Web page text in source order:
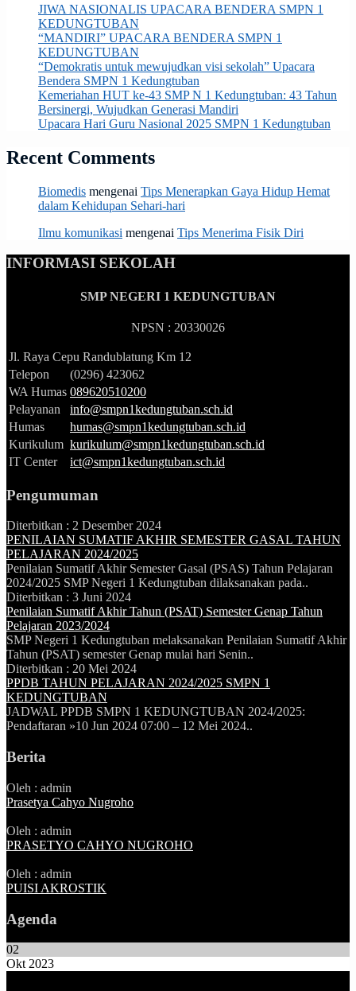
JIWA NASIONALIS UPACARA BENDERA SMPN 1
KEDUNGTUBAN
“MANDIRI” UPACARA BENDERA SMPN 1
KEDUNGTUBAN
“Demokratis untuk mewujudkan visi sekolah” Upacara
Bendera SMPN 1 Kedungtuban
Kemeriahan HUT ke-43 SMP N 1 Kedungtuban: 43 Tahun
Bersinergi, Wujudkan Generasi Mandiri
Upacara Hari Guru Nasional 2025 SMPN 1 Kedungtuban
Recent Comments
Biomedis mengenai Tips Menerapkan Gaya Hidup Hemat
dalam Kehidupan Sehari-hari
Ilmu komunikasi mengenai Tips Menerima Fisik Diri
INFORMASI SEKOLAH
SMP NEGERI 1 KEDUNGTUBAN
NPSN : 20330026
Jl. Raya Cepu Randublatung Km 12
Telepon
(0296) 423062
WA Humas 089620510200
Pelayanan
info@smpn1kedungtuban.sch.id
Humas
humas@smpn1kedungtuban.sch.id
Kurikulum kurikulum@smpn1kedungtuban.sch.id
IT Center
ict@smpn1kedungtuban.sch.id
Pengumuman
Diterbitkan : 2 Desember 2024
PENILAIAN SUMATIF AKHIR SEMESTER GASAL TAHUN
PELAJARAN 2024/2025
Penilaian Sumatif Akhir Semester Gasal (PSAS) Tahun Pelajaran
2024/2025 SMP Negeri 1 Kedungtuban dilaksanakan pada..
Diterbitkan : 3 Juni 2024
Penilaian Sumatif Akhir Tahun (PSAT) Semester Genap Tahun
Pelajaran 2023/2024
SMP Negeri 1 Kedungtuban melaksanakan Penilaian Sumatif Akhir
Tahun (PSAT) semester Genap mulai hari Senin..
Diterbitkan : 20 Mei 2024
PPDB TAHUN PELAJARAN 2024/2025 SMPN 1
KEDUNGTUBAN
JADWAL PPDB SMPN 1 KEDUNGTUBAN 2024/2025:
Pendaftaran »10 Jun 2024 07:00 – 12 Mei 2024..
Berita
Oleh : admin
Prasetya Cahyo Nugroho
Oleh : admin
PRASETYO CAHYO NUGROHO
Oleh : admin
PUISI AKROSTIK
Agenda
02
Okt 2023